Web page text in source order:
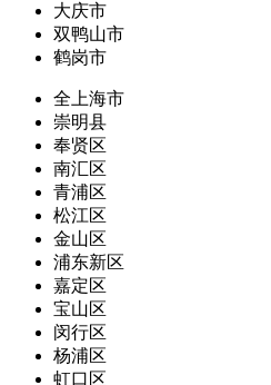
大庆市
双鸭山市
鹤岗市
全上海市
崇明县
奉贤区
南汇区
青浦区
松江区
金山区
浦东新区
嘉定区
宝山区
闵行区
杨浦区
虹口区